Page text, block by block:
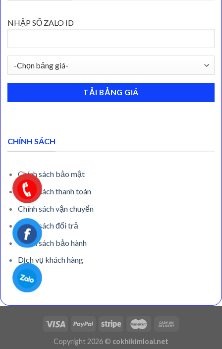
NHẬP SỐ ZALO ID
CHÍNH SÁCH
Chính sách bảo mật
Chính sách thanh toán
Chính sách vận chuyển
Chính sách đổi trả
Chính sách bảo hành
Dịch vụ khách hàng
Copyright 2026 © cokhikimloai.net